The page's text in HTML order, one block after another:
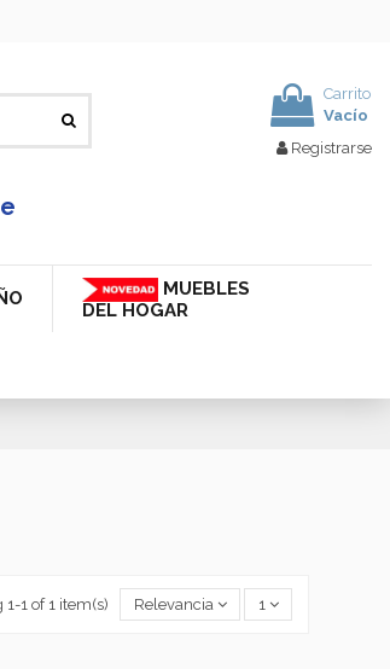
Carrito
Vacío
Registrarse
MUEBLES
DEL HOGAR
1-1 of 1 item(s) Relevancia 1